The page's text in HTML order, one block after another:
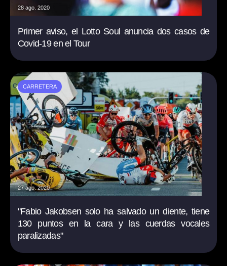
28 ago. 2020
Primer aviso, el Lotto Soul anuncia dos casos de
Covid-19 en el Tour
CARRETERA
27 ago. 2020
"Fabio Jakobsen solo ha salvado un diente, tiene
130 puntos en la cara y las cuerdas vocales
paralizadas"